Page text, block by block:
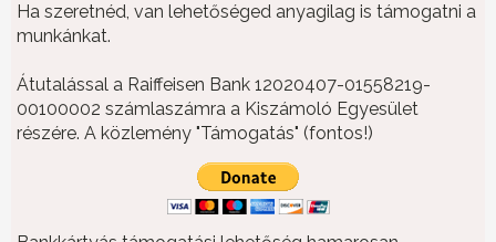
Ha szeretnéd, van lehetőséged anyagilag is támogatni a
munkánkat.
Átutalással a Raiffeisen Bank 12020407-01558219-
00100002 számlaszámra a Kiszámoló Egyesület
részére. A közlemény "Támogatás" (fontos!)